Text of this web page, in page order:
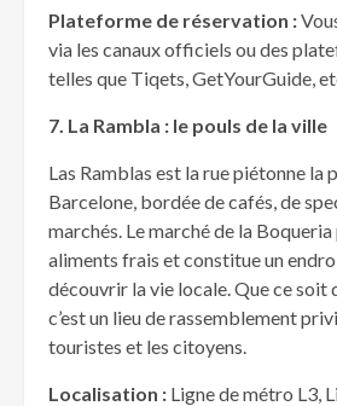
Plateforme de réservation :
via les canaux officiels ou des
telles que Tiqets, GetYourGuide,
7. La Rambla : le pouls de la ville
Las Ramblas est la rue piétonne la
Barcelone, bordée de cafés, de
marchés. Le marché de la
aliments frais et constitue un
découvrir la vie locale. Que ce soit
c’est un lieu de rassemblement
touristes et les citoyens.
Localisation : Ligne de métro L3,